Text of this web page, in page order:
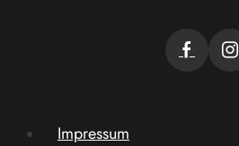
Impressum